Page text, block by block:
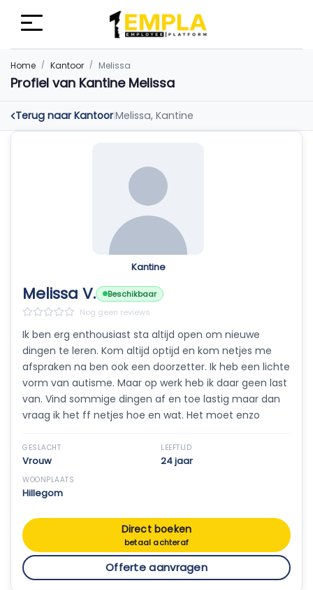
Home Kantoor Melissa
Profiel van Kantine Melissa
Terug naar Kantoor|Melissa, Kantine
Kantine
Melissa V.
Beschikbaar
Nog geen reviews
Ik ben erg enthousiast sta altijd open om nieuwe
dingen te leren. Kom altijd optijd en kom netjes me
afspraken na ben ook een doorzetter. Ik heb een lichte
vorm van autisme. Maar op werk heb ik daar geen last
van. Vind sommige dingen af en toe lastig maar dan
vraag ik het ff netjes hoe en wat. Het moet enzo
GESLACHT
Vrouw
LEEFTIJD
24 jaar
WOONPLAATS
Hillegom
Direct boeken
betaal achteraf
Offerte aanvragen